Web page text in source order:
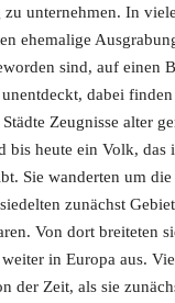
zu unternehmen. In
ehemalige
sind, auf einen
dabei finden
Zeugnisse alter
bis heute ein Volk, das
Sie wanderten um
zunächst
Von dort breiteten
in Europa aus.
der Zeit, als sie